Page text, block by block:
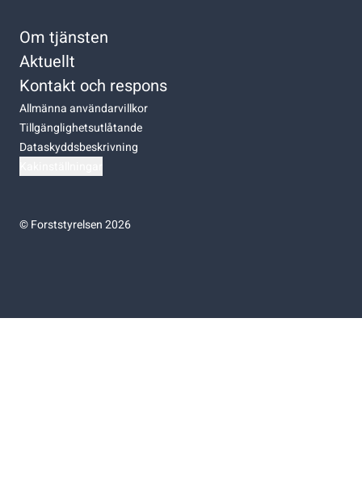
Om tjänsten
Aktuellt
Kontakt och respons
Allmänna användarvillkor
Tillgänglighetsutlåtande
Dataskyddsbeskrivning
©Forststyrelsen 2026